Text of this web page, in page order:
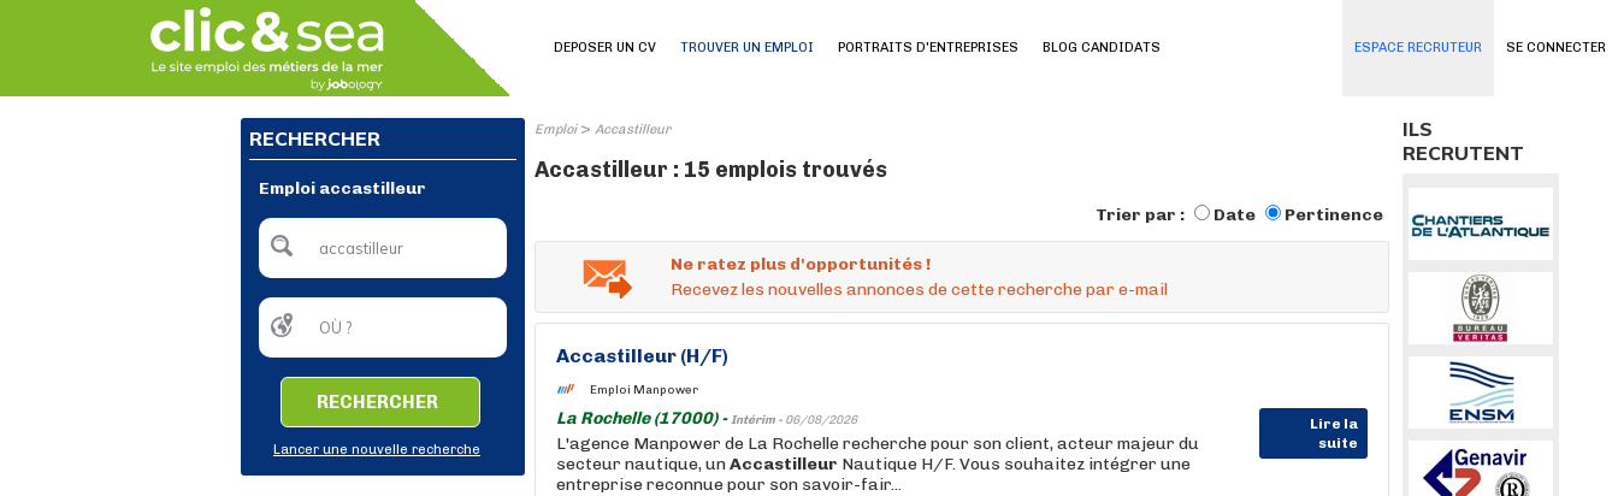
SE CONNECTER
DEPOSER UN CV TROUVER UN EMPLOI PORTRAITS D'ENTREPRISES BLOG CANDIDATS ESPACE RECRUTEUR
RECHERCHER
Emploi accastilleur
RECHERCHER
Lancer une nouvelle recherche
Emploi> Accastilleur
Accastilleur : 15 emplois trouvés
Trier par : Date Pertinence
Ne ratez plus d'opportunités !
Recevez les nouvelles annonces de cette recherche par e-mail
Accastilleur (H/F)
Emploi Manpower
La Rochelle (17000) -Intérim - 06/08/2026
Lire la
suite
L'agence Manpower de La Rochelle recherche pour son client, acteur majeur du
secteur nautique, unAccastilleur Nautique H/F. Vous souhaitez intégrer une
entreprise reconnue pour son savoir-fair...
ILS
RECRUTENT